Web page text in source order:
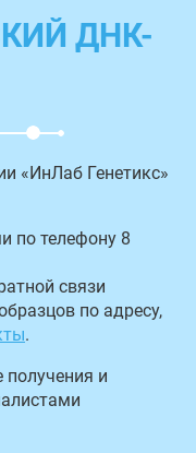
ДНК-
«ИнЛаб Генетикс»
по телефону 8
связи
по адресу,
.
и